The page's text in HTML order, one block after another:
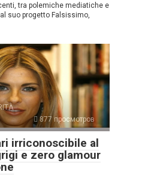
tra polemiche mediatiche e
suo progetto Falsissimo,
877 просмотров
irriconoscibile al
e zero glamour